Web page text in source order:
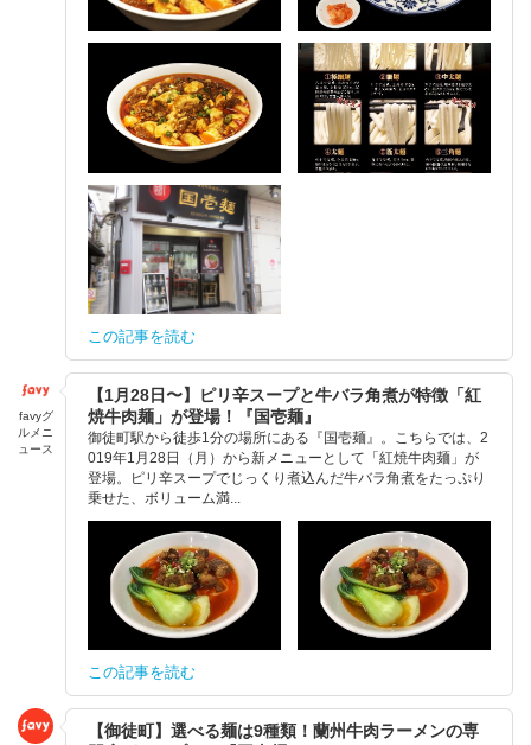
この記事を読む
favyグ
ルメニ
ュース
【1月28日〜】ピリ辛スープと牛バラ角煮が特徴「紅
焼牛肉麺」が登場！『国壱麺』
御徒町駅から徒歩1分の場所にある『国壱麺』。こちらでは、2
019年1月28日（月）から新メニューとして「紅焼牛肉麺」が
登場。ピリ辛スープでじっくり煮込んだ牛バラ角煮をたっぷり
乗せた、ボリューム満...
この記事を読む
【御徒町】選べる麺は9種類！蘭州牛肉ラーメンの専